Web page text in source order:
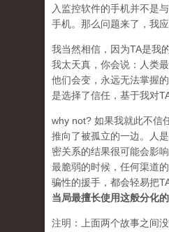
入监控软件的手机并不是
手机。那么问题来了，我
我当然相信，因为TA是我
我太天真，你会说：人类
他们会变，永远无法掌握
是选择了信任，基于我对
why not? 如果我就此不信
推向了被孤立的一边。人
密关系的结果很可能会影
最脆弱的时候，任何渠道
骗性的援手，都会轻易把
当局最擅长使用这般分化的
注明：上面两个故事之间